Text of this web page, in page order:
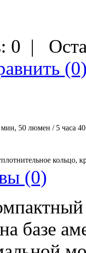
0 |
50 люмен / 5 часа
кольцо,
(0)
базе